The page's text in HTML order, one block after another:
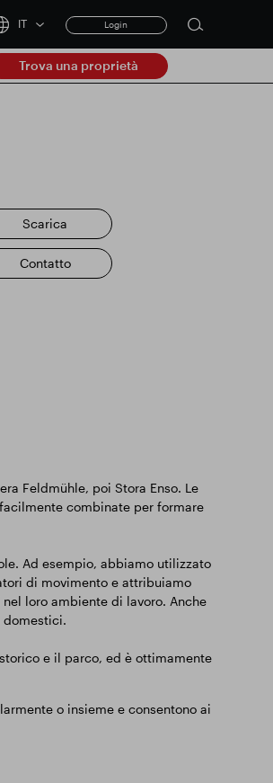
IT Login
form
Trova una proprietà
Scarica
Contatto
Feldmühle, poi Stora Enso. Le
combinate per formare
Ad esempio, abbiamo utilizzato
di movimento e attribuiamo
loro ambiente di lavoro. Anche
domestici.
e il parco, ed è ottimamente
o insieme e consentono ai